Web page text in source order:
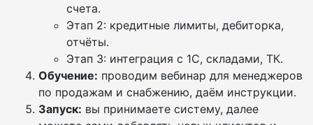
счета.
Этап 2: кредитные лимиты, дебиторка,
отчёты.
Этап 3: интеграция с 1С, складами, ТК.
Обучение: проводим вебинар для менеджеров
по продажам и снабжению, даём инструкции.
Запуск: вы принимаете систему, далее